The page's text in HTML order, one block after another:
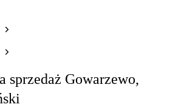
sprzedaż Gowarzewo,